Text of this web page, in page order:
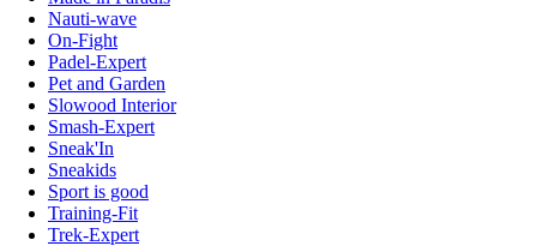
Nauti-wave
On-Fight
Padel-Expert
Pet and Garden
Slowood Interior
Smash-Expert
Sneak'In
Sneakids
Sport is good
Training-Fit
Trek-Expert